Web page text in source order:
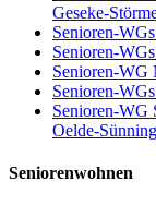
Geseke-
Senioren-
Senioren-
Senioren-WG
Senioren-
Senioren-WG
Oelde-
Seniorenwohnen